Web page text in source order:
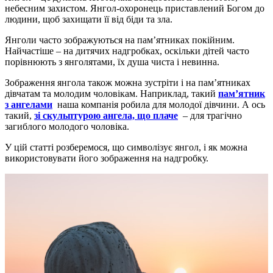
небесним захистом. Янгол-охоронець приставлений Богом до
людини, щоб захищати її від біди та зла.
Янголи часто зображуються на пам’ятниках покійним.
Найчастіше – на дитячих надгробках, оскільки дітей часто
порівнюють з янголятами, їх душа чиста і невинна.
Зображення янгола також можна зустріти і на пам’ятниках
дівчатам та молодим чоловікам. Наприклад, такий пам’ятник
з ангелами наша компанія робила для молодої дівчини. А ось
такий, зі скульптурою ангела, що плаче – для трагічно
загиблого молодого чоловіка.
У цій статті розберемося, що символізує янгол, і як можна
використовувати його зображення на надгробку.